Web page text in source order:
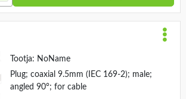
Tootja: NoName
Plug; coaxial 9.5mm (IEC 169-2); male;
angled 90°; for cable